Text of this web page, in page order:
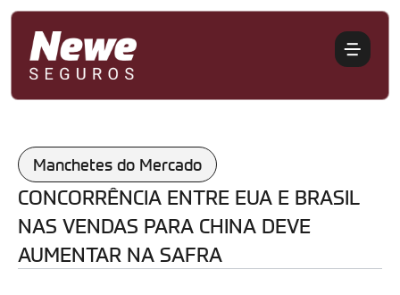
Manchetes do Mercado
CONCORRÊNCIA ENTRE EUA E BRASIL
NAS VENDAS PARA CHINA DEVE
AUMENTAR NA SAFRA